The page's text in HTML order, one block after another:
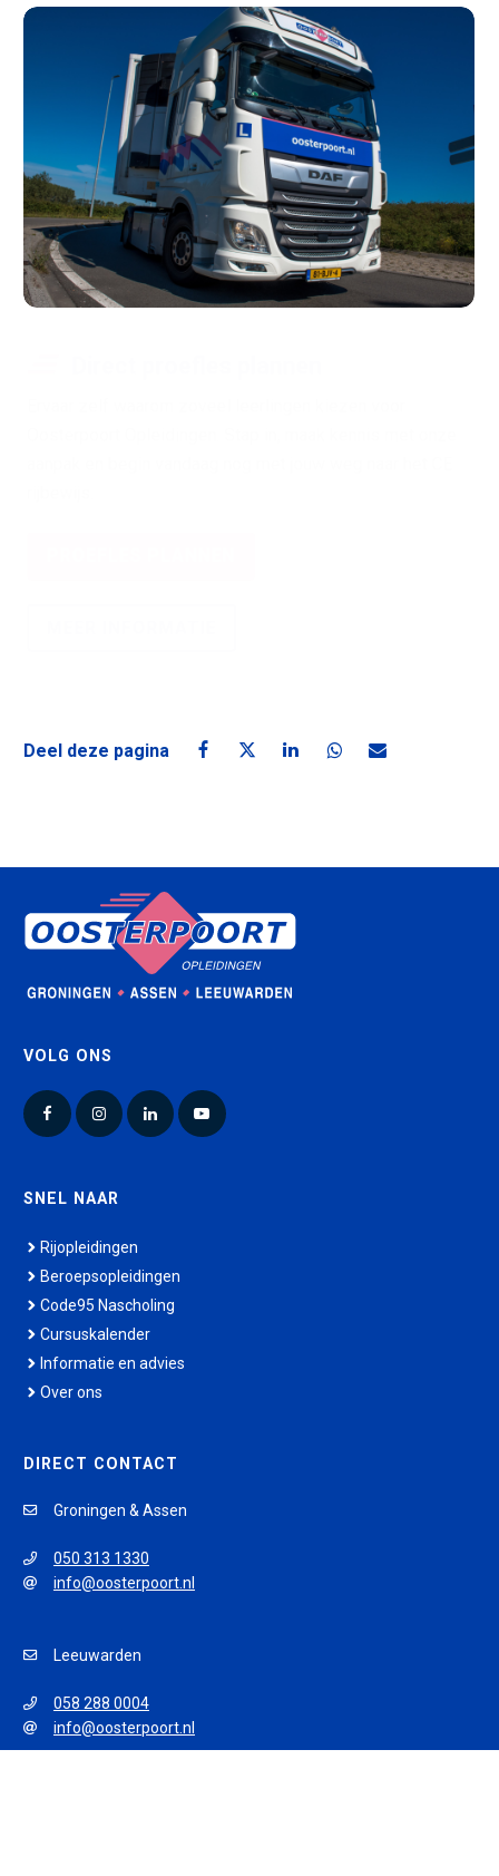
Deel deze pagina
Deel deze pagina op Facebook
Deel deze pagina op X
Deel deze pagina op
Deel deze pagina
Deel deze
VOLG ONS
FacebookInstagramLinkedInYouTube
SNEL NAAR
Rijopleidingen
Beroepsopleidingen
Code95 Nascholing
Cursuskalender
Informatie en advies
Over ons
DIRECT CONTACT
Groningen & Assen
050 313 1330
info@oosterpoort.nl
Leeuwarden
058 288 0004
info@oosterpoort.nl